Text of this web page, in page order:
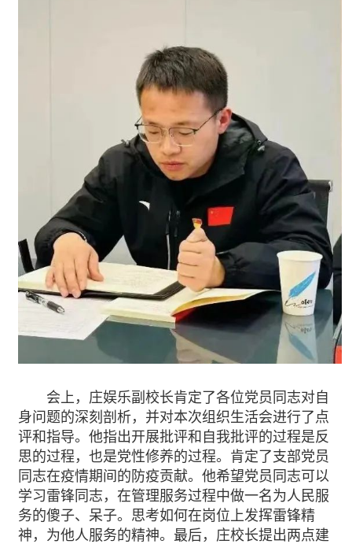
会上，庄娱乐副校长肯定了各位党员同志对自
身问题的深刻剖析，并对本次组织生活会进行了点
评和指导。他指出开展批评和自我批评的过程是反
思的过程，也是党性修养的过程。肯定了支部党员
同志在疫情期间的防疫贡献。他希望党员同志可以
学习雷锋同志，在管理服务过程中做一名为人民服
务的傻子、呆子。思考如何在岗位上发挥雷锋精
神，为他人服务的精神。最后，庄校长提出两点建